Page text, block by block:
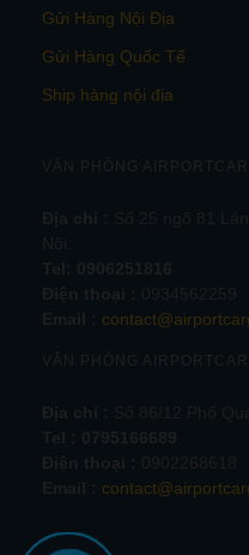
Gửi Hàng Nội Địa
Gửi Hàng Quốc Tế
Ship hàng nội địa
VĂN PHÒNG
VĂN PHÒNG